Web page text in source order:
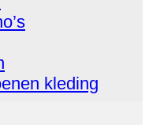
kleding